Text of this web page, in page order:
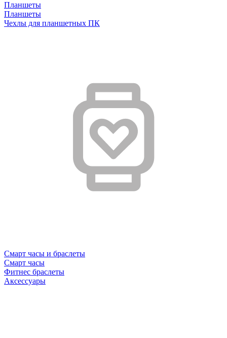
Планшеты
Планшеты
Чехлы для планшетных ПК
Смарт часы и браслеты
Смарт часы
Фитнес браслеты
Аксессуары